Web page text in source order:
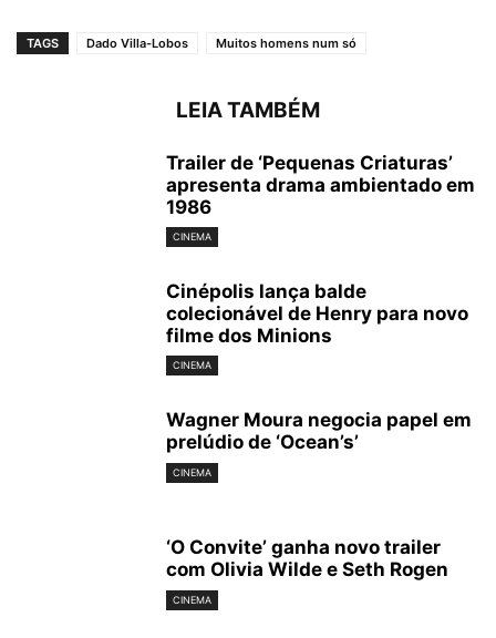
TAGS Dado Villa-Lobos Muitos homens num só
LEIA TAMBÉM
Trailer de ‘Pequenas Criaturas’
apresenta drama ambientado em
1986
CINEMA
Cinépolis lança balde
colecionável de Henry para novo
filme dos Minions
CINEMA
Wagner Moura negocia papel em
prelúdio de ‘Ocean’s’
CINEMA
‘O Convite’ ganha novo trailer
com Olivia Wilde e Seth Rogen
CINEMA